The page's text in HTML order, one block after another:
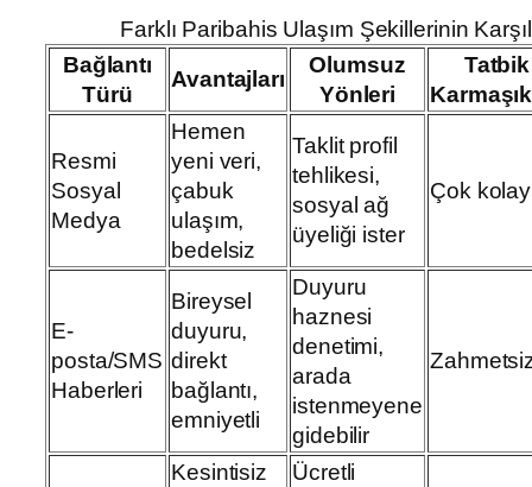
Farklı Paribahis Ulaşım Şekillerinin
Bağlantı
Türü
Avantajları
Olumsuz
Yönleri
Tatbik
Resmi
Sosyal
Medya
Hemen
yeni veri,
çabuk
ulaşım,
bedelsiz
Taklit profil
tehlikesi,
sosyal ağ
üyeliği ister
Çok kolay
E-
posta/SMS
Haberleri
Bireysel
duyuru,
direkt
bağlantı,
emniyetli
Duyuru
haznesi
denetimi,
arada
istenmeyene
gidebilir
Kesintisiz
Ücretli